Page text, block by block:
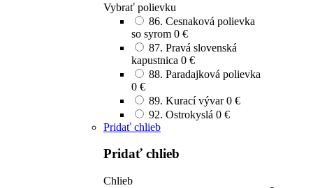
Vybrať polievku
86. Cesnaková polievka
so syrom 0 €
87. Pravá slovenská
kapustnica 0 €
88. Paradajková polievka
0 €
89. Kurací vývar 0 €
92. Ostrokyslá 0 €
Pridať chlieb
Pridať chlieb
Chlieb